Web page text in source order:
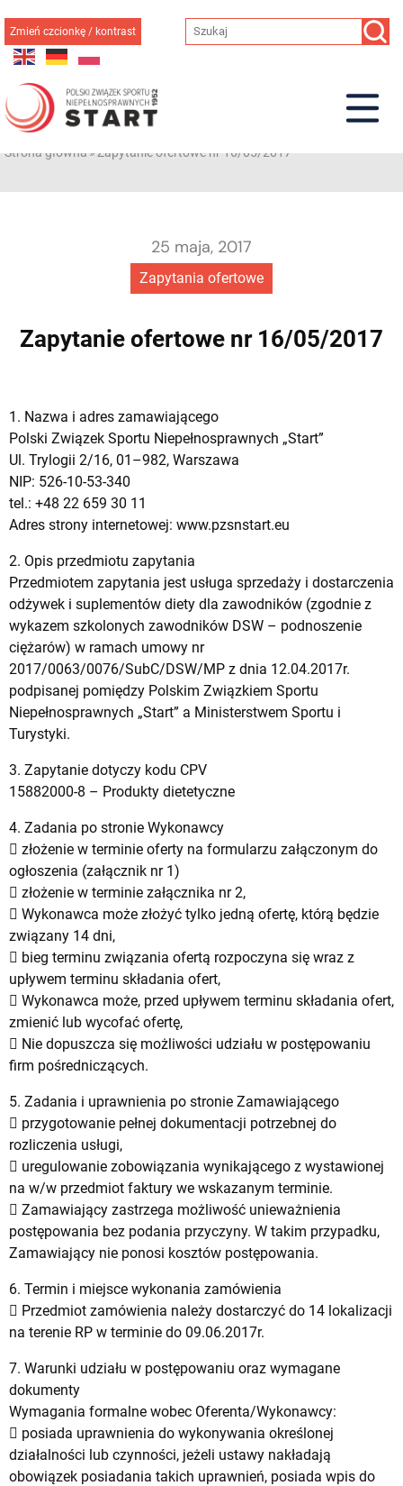
do
treści
Zmień czcionkę / kontrast
Strona główna»Zapytanie ofertowe nr 16/05/2017
Zapytania ofertowe
25 maja, 2017
Zapytanie ofertowe nr 16/05/2017
1. Nazwa i adres zamawiającego
Polski Związek Sportu Niepełnosprawnych „Start”
Ul. Trylogii 2/16, 01–982, Warszawa
NIP: 526-10-53-340
tel.: +48 22 659 30 11
Adres strony internetowej: www.pzsnstart.eu
2. Opis przedmiotu zapytania
Przedmiotem zapytania jest usługa sprzedaży i dostarczenia
odżywek i suplementów diety dla zawodników (zgodnie z
wykazem szkolonych zawodników DSW – podnoszenie
ciężarów) w ramach umowy nr
2017/0063/0076/SubC/DSW/MP z dnia 12.04.2017r.
podpisanej pomiędzy Polskim Związkiem Sportu
Niepełnosprawnych „Start” a Ministerstwem Sportu i
Turystyki.
3. Zapytanie dotyczy kodu CPV
15882000-8 – Produkty dietetyczne
4. Zadania po stronie Wykonawcy
 złożenie w terminie oferty na formularzu załączonym do
ogłoszenia (załącznik nr 1)
 złożenie w terminie załącznika nr 2,
 Wykonawca może złożyć tylko jedną ofertę, którą będzie
związany 14 dni,
 bieg terminu związania ofertą rozpoczyna się wraz z
upływem terminu składania ofert,
 Wykonawca może, przed upływem terminu składania ofert,
zmienić lub wycofać ofertę,
 Nie dopuszcza się możliwości udziału w postępowaniu
firm pośredniczących.
5. Zadania i uprawnienia po stronie Zamawiającego
 przygotowanie pełnej dokumentacji potrzebnej do
rozliczenia usługi,
 uregulowanie zobowiązania wynikającego z wystawionej
na w/w przedmiot faktury we wskazanym terminie.
 Zamawiający zastrzega możliwość unieważnienia
postępowania bez podania przyczyny. W takim przypadku,
Zamawiający nie ponosi kosztów postępowania.
6. Termin i miejsce wykonania zamówienia
 Przedmiot zamówienia należy dostarczyć do 14 lokalizacji
na terenie RP w terminie do 09.06.2017r.
7. Warunki udziału w postępowaniu oraz wymagane
dokumenty
Wymagania formalne wobec Oferenta/Wykonawcy:
 posiada uprawnienia do wykonywania określonej
działalności lub czynności, jeżeli ustawy nakładają
obowiązek posiadania takich uprawnień, posiada wpis do